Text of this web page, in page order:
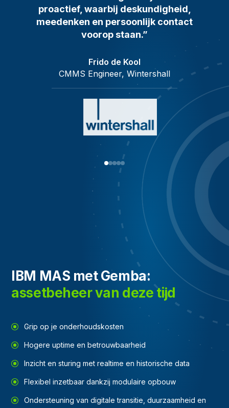
proactief, waarbij deskundigheid,
meedenken en persoonlijk contact
voorop staan.”
Frido de Kool
CMMS Engineer, Wintershall
IBM MAS met Gemba:
assetbeheer van deze tijd
Grip op je onderhoudskosten
Hogere uptime en betrouwbaarheid
Inzicht en sturing met realtime en historische data
Flexibel inzetbaar dankzij modulaire opbouw
Ondersteuning van digitale transitie, duurzaamheid en